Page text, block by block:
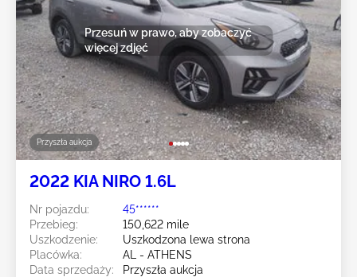
Przyszła aukcja
Przesuń w prawo, aby zobaczyć
więcej zdjęć
2022 KIA NIRO 1.6L
Nr pojazdu:
45******
Przebieg:
150,622 mile
Uszkodzenie:
Uszkodzona lewa strona
Placówka:
AL - ATHENS
Data sprzedaży:
Przyszła aukcja